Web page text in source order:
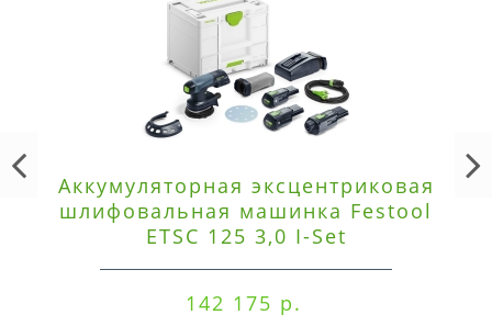
Аккумуляторная эксцентриковая
шлифовальная машинка Festool
ETSC 125 3,0 I-Set
142 175 р.